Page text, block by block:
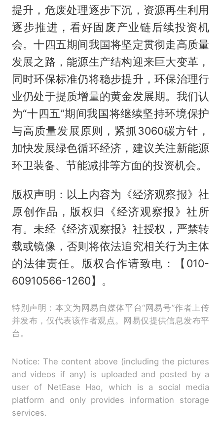
提升，危废处理逐步下沉，资源再生利用
逐步推进，看好固废产业链后续投资机
会。十四五期间我国将坚定贯彻走高质量
发展之路，能源生产结构迎来巨大变革，
同时环保标准仍将稳步提升，环保治理行
业仍处于提质增量的黄金发展期。我们认
为“十四五”期间我国将继续坚持环境保护
与高质量发展原则，紧抓3060碳方针，
加快发展绿色循环经济，建议关注新能源
环卫装备、节能减排等方面的投资机会。
版权声明：以上内容为《经济观察报》社
原创作品，版权归《经济观察报》社所
有。未经《经济观察报》社授权，严禁转
载或镜像，否则将依法追究相关行为主体
的法律责任。版权合作请致电：【010-
60910566-1260】。
特别声明：本文为网易自媒体平台“网易号”作者上传
并发布，仅代表该作者观点。网易仅提供信息发布平
台。
Notice: The content above (including the pictures
and videos if any) is uploaded and posted by a
user of NetEase Hao, which is a social media
platform and only provides information storage
services.